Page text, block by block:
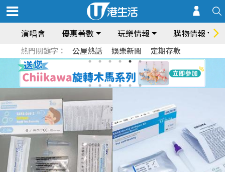
演唱會 優惠著數 玩樂情報 購物情報
熱門關鍵字： 公屋熱話 娛樂新聞 定期存款